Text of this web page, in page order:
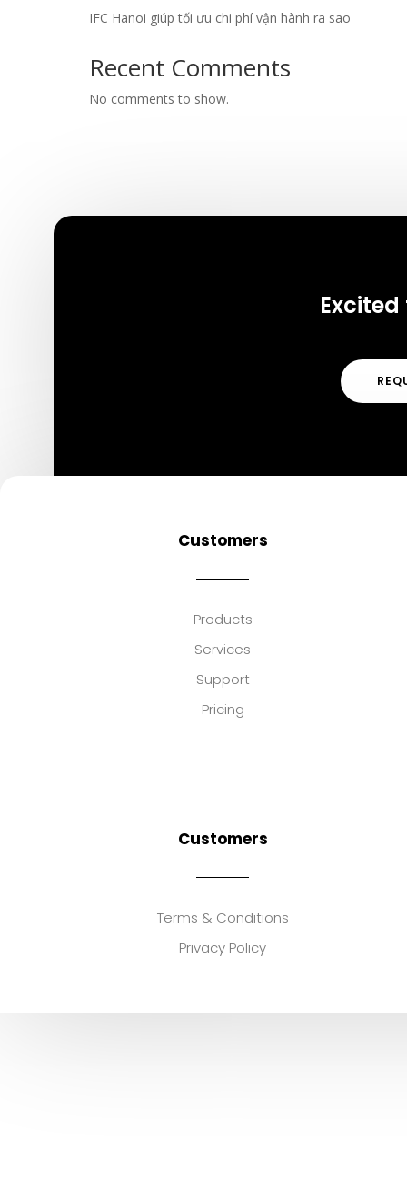
IFC Hanoi giúp tối ưu chi phí vận hành ra sao
Recent Comments
No comments to show.
Customers
Products
Services
Support
Pricing
Customers
Terms & Conditions
Privacy Policy